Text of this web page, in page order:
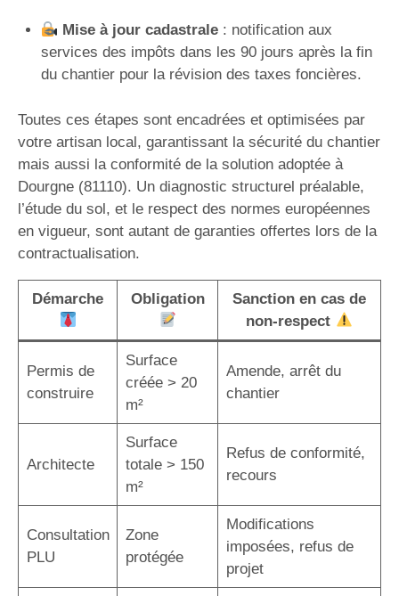
Mise à jour cadastrale: notification aux
services des impôts dans les 90 jours après la fin
du chantier pour la révision des taxes foncières.
Toutes ces étapes sont encadrées et optimisées par
votre artisan local, garantissant la sécurité du chantier
mais aussi la conformité de la solution adoptée à
Dourgne (81110). Un diagnostic structurel préalable,
l’étude du sol, et le respect des normes européennes
en vigueur, sont autant de garanties offertes lors de la
contractualisation.
Démarche Obligation
Sanction en cas de
non-respect
Permis de
construire
Surface
créée > 20
m²
Amende, arrêt du
chantier
Architecte
Surface
totale > 150
m²
Refus de conformité,
recours
Consultation
PLU
Zone
protégée
Modifications
imposées, refus de
projet